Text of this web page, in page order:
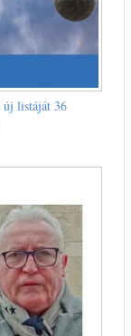
új listáját 36